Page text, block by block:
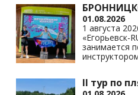
01.08.2026
1 августа
«Егорьевск-
занимается
II тур по